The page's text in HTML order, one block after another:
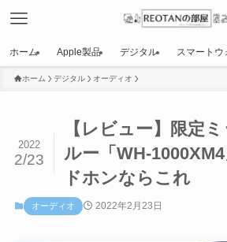
ホーム Apple製品 デジタル スマートウ
ホーム デジタル オーディオ
【レビュー】限定
ルー「WH-
ドホンならこれ
2022
2/23
オーディオ 2022年2月23日